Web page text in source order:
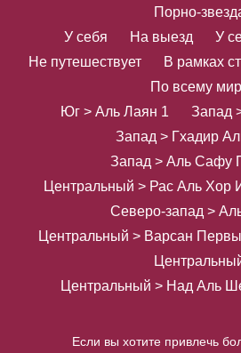
Порно-
У себя
На выезд
У
Не путешествует
В рамках
По всему
Юг > Аль Лаян 1
Запад
Запад > Гхадир
Запад > Аль Сафу
Центральный > Рас Аль Хор
Северо-запад >
Центральный > Варсан
Центральный > Над Аль
Если вы хотите привлечь